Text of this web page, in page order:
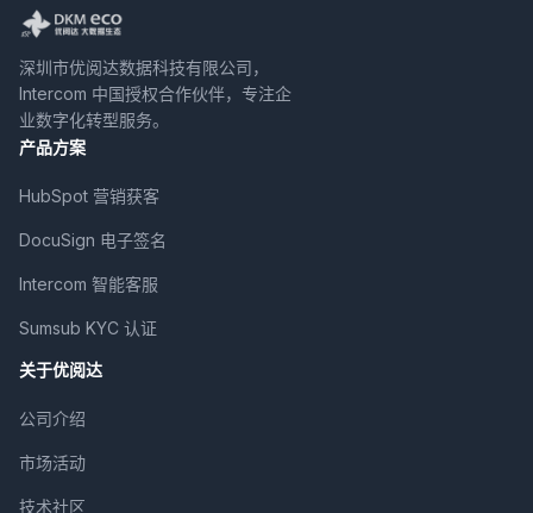
深圳市优阅达数据科技有限公司，
Intercom 中国授权合作伙伴，专注企
业数字化转型服务。
产品方案
HubSpot 营销获客
DocuSign 电子签名
Intercom 智能客服
Sumsub KYC 认证
关于优阅达
公司介绍
市场活动
技术社区